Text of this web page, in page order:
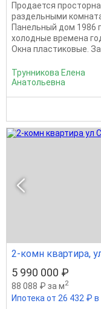
Продается
раздельными
Панельный дом 1986
холодные времена
Окна пластиковые.
Трунникова Елена
Анатольевна
2-комн квартира,
5 990 000 ₽
88 088 ₽ за м2
Ипотека от 26 432 ₽